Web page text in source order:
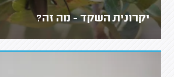
יקרונית השקד - מה זה?